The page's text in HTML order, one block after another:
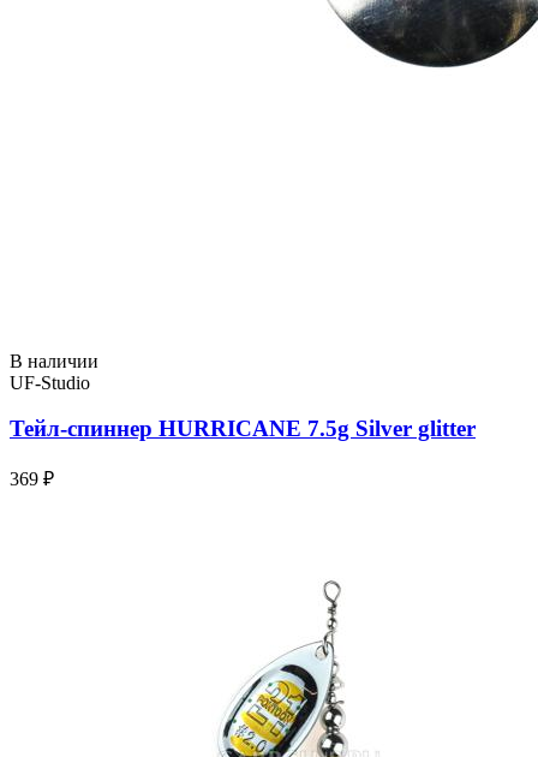
В наличии
UF-Studio
Тейл-спиннер HURRICANE 7.5g Silver glitter
369 ₽